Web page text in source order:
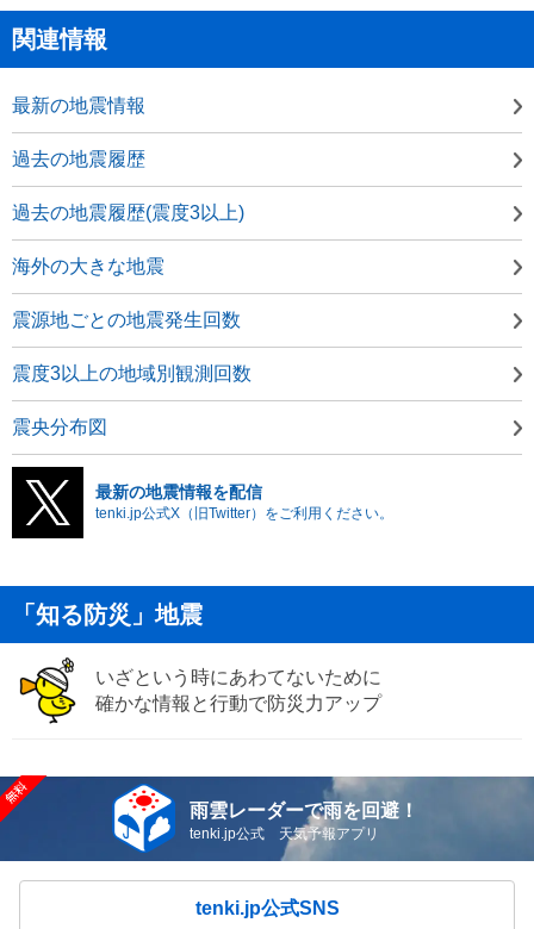
関連情報
最新の地震情報
過去の地震履歴
過去の地震履歴(震度3以上)
海外の大きな地震
震源地ごとの地震発生回数
震度3以上の地域別観測回数
震央分布図
最新の地震情報を配信
tenki.jp公式X（旧Twitter）をご利用ください。
「知る防災」地震
いざという時にあわてないために
確かな情報と行動で防災力アップ
雨雲レーダーで雨を回避！
tenki.jp公式 天気予報アプリ
tenki.jp公式SNS